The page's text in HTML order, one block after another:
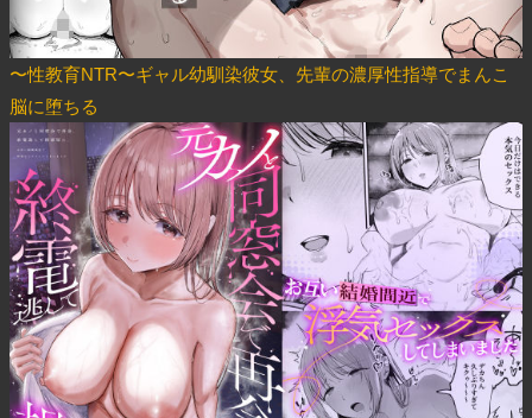
〜性教育NTR〜ギャル幼馴染彼女、先輩の濃厚性指導でまんこ
脳に堕ちる